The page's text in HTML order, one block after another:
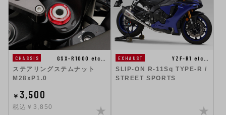
CHASSIS
GSX-R1000 etc…
ステアリングステムナット
M28xP1.0
￥ 3,500
税込￥3,850
EXHAUST
YZF-R1 etc…
SLIP-ON R-11Sq TYPE-R /
STREET SPORTS